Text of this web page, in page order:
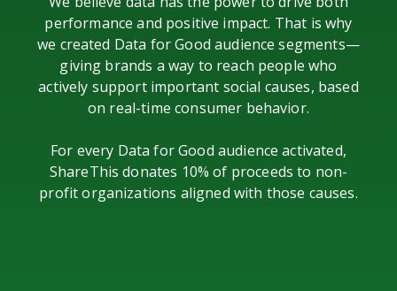
performance and positive impact. That is why
we created Data for Good audience segments—
giving brands a way to reach people who
actively support important social causes, based
on real-time consumer behavior.
For every Data for Good audience activated,
ShareThis donates 10% of proceeds to non-
profit organizations aligned with those causes.